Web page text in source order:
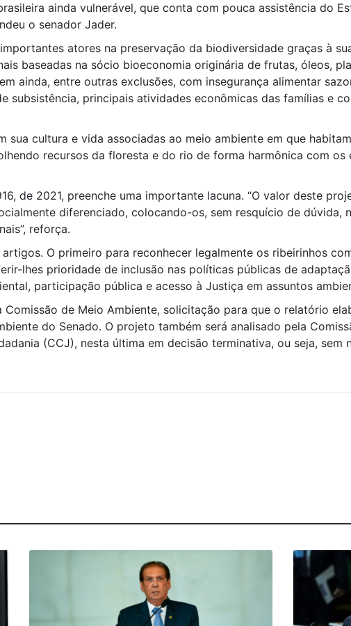
ainda vulnerável, que conta com pouca assistência do
o senador Jader.
atores na preservação da biodiversidade graças à
baseadas na sócio bioeconomia originária de frutas, óleos,
ainda, entre outras exclusões, com insegurança alimentar
subsistência, principais atividades econômicas das famílias e
sua cultura e vida associadas ao meio ambiente em que
recursos da floresta e do rio de forma harmônica com os
de 2021, preenche uma importante lacuna. “O valor deste
diferenciado, colocando-os, sem resquício de dúvida,
reforça.
O primeiro para reconhecer legalmente os ribeirinhos
lhes prioridade de inclusão nas políticas públicas de
participação pública e acesso à Justiça em assuntos
de Meio Ambiente, solicitação para que o relatório
do Senado. O projeto também será analisado pela
(CCJ), nesta última em decisão terminativa, ou seja, sem